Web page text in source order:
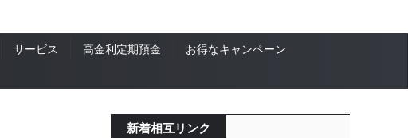
サービス 高金利定期預金
お得なキャンペーン
新着相互リンク